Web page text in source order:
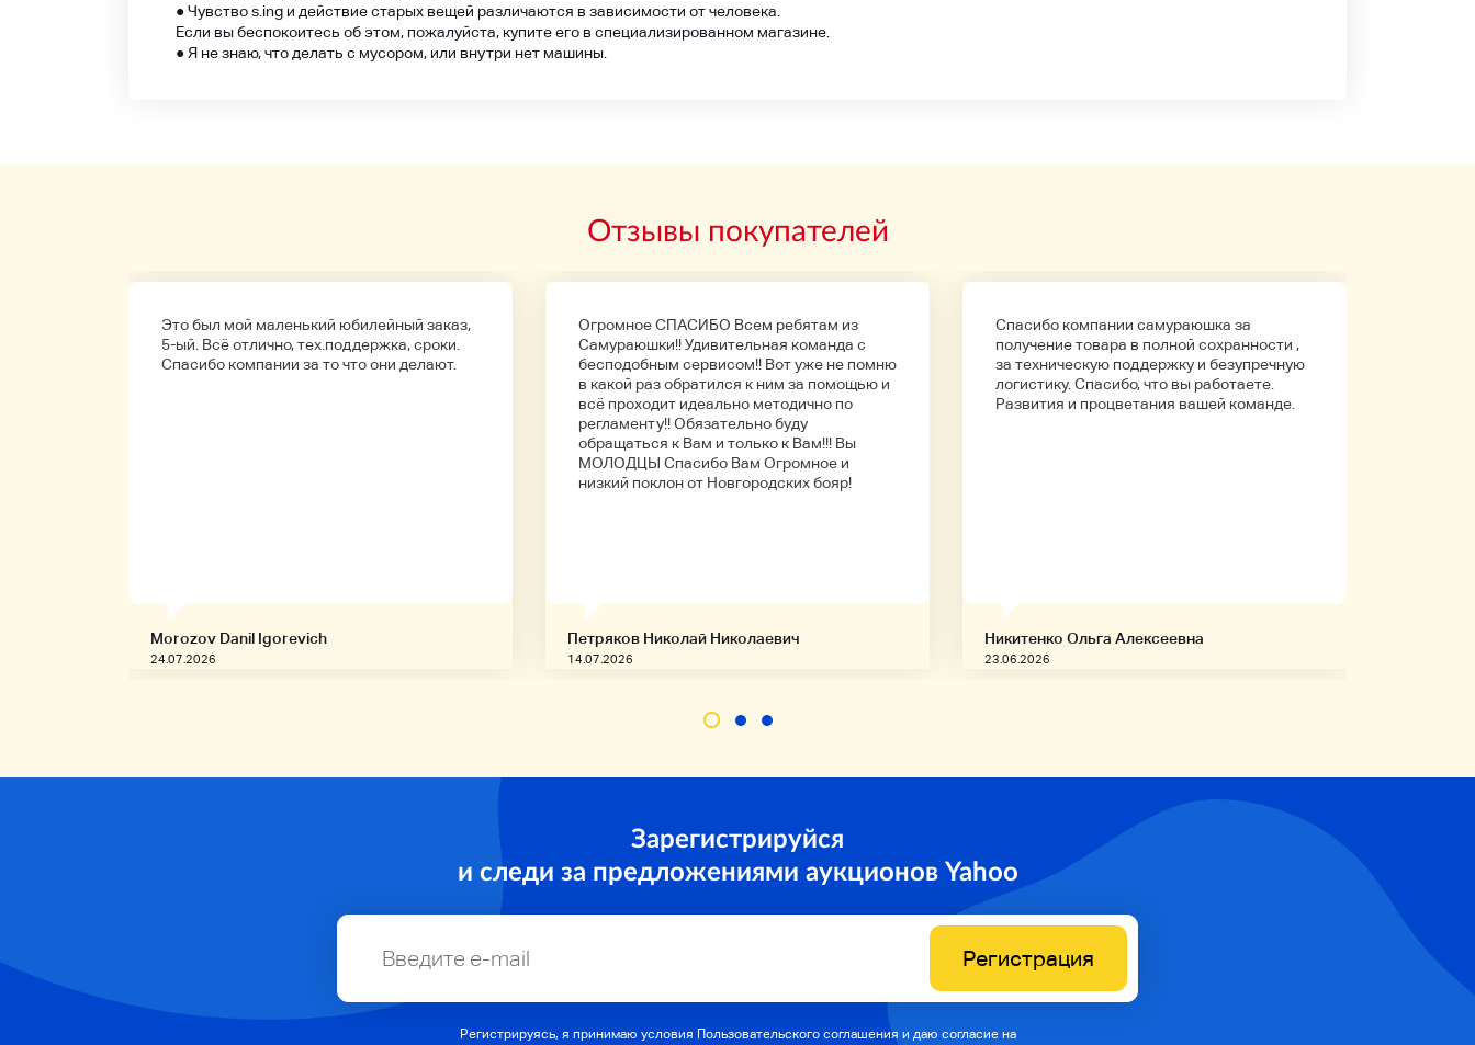
● Чувство s.ing и действие старых вещей различаются в зависимости от человека.
Если вы беспокоитесь об этом, пожалуйста, купите его в специализированном магазине.
● Я не знаю, что делать с мусором, или внутри нет машины.
Отзывы покупателей
Это был мой маленький юбилейный заказ,
5-ый. Всё отлично, тех.поддержка, сроки.
Спасибо компании за то что они делают.
Morozov Danil Igorevich
24.07.2026
Огромное СПАСИБО Всем ребятам из
Самураюшки!! Удивительная команда с
бесподобным сервисом!! Вот уже не помню
в какой раз обратился к ним за помощью и
всё проходит идеально методично по
регламенту!! Обязательно буду
обращаться к Вам и только к Вам!!! Вы
МОЛОДЦЫ Спасибо Вам Огромное и
низкий поклон от Новгородских бояр!
Петряков Николай Николаевич
14.07.2026
Спасибо компании самураюшка за
получение товара в полной сохранности ,
за техническую поддержку и безупречную
логистику. Спасибо, что вы работаете.
Развития и процветания вашей команде.
Никитенко Ольга Алексеевна
23.06.2026
Зарегистрируйся
и следи за предложениями аукционов Yahoo
Регистрация
Регистрируясь, я принимаю условия Пользовательского соглашения и даю согласие на